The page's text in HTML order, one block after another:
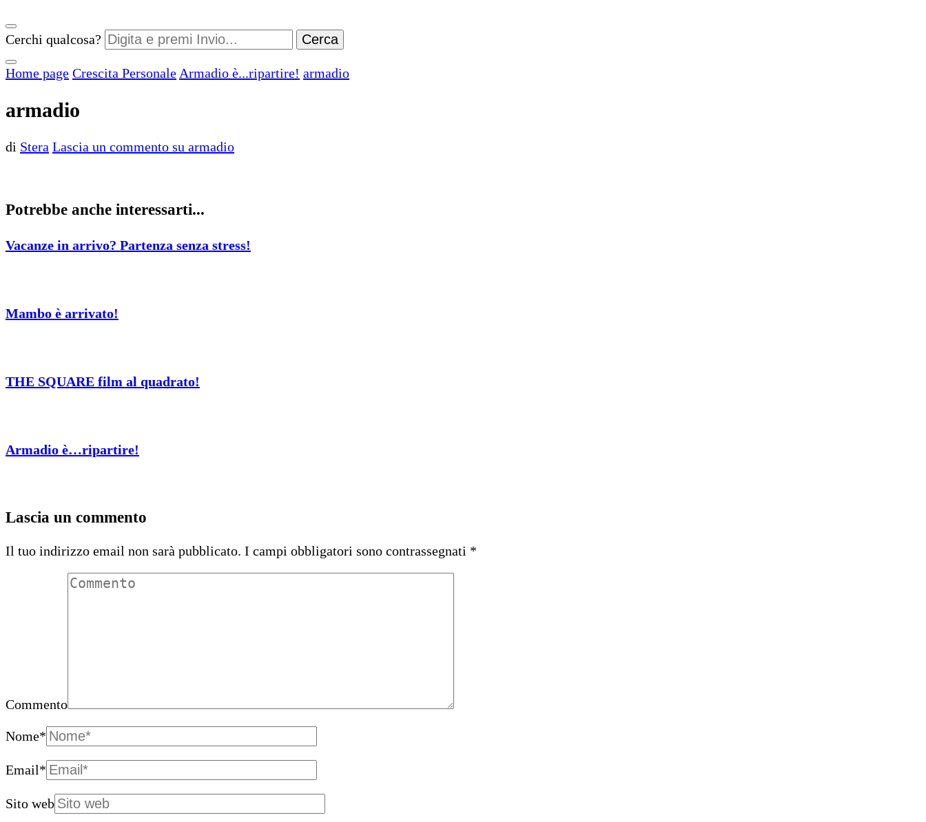
Cerchi qualcosa?
Home page Crescita Personale Armadio è...ripartire! armadio
armadio
di Stera Lascia un commento su armadio
Potrebbe anche interessarti...
Vacanze in arrivo? Partenza senza stress!
Mambo è arrivato!
THE SQUARE film al quadrato!
Armadio è…ripartire!
Lascia un commento
Il tuo indirizzo email non sarà pubblicato. I campi obbligatori sono contrassegnati *
Commento
Nome*
Email*
Sito web